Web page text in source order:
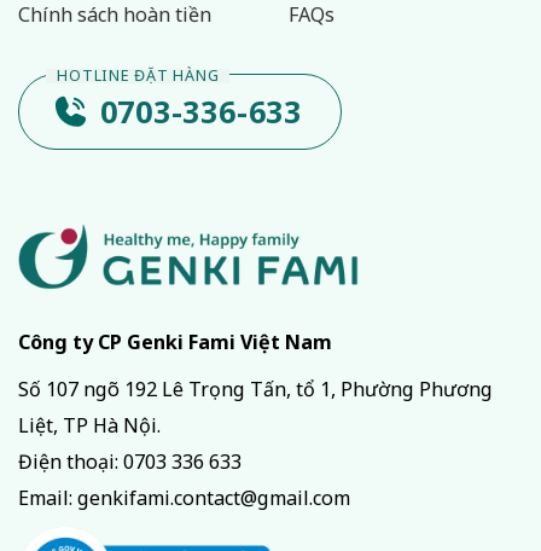
Chính sách hoàn tiền
FAQs
0703-336-633
Công ty CP Genki Fami Việt Nam
Số 107 ngõ 192 Lê Trọng Tấn, tổ 1, Phường Phương
Liệt, TP Hà Nội.
Điện thoại: 0703 336 633
Email: genkifami.contact@gmail.com